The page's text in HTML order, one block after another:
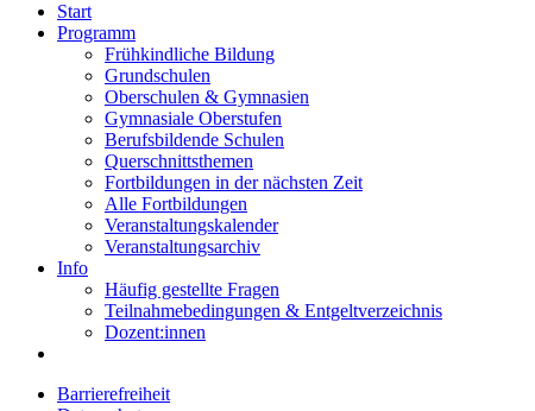
Start
Programm
Frühkindliche Bildung
Grundschulen
Oberschulen & Gymnasien
Gymnasiale Oberstufen
Berufsbildende Schulen
Querschnittsthemen
Fortbildungen in der nächsten Zeit
Alle Fortbildungen
Veranstaltungskalender
Veranstaltungsarchiv
Info
Häufig gestellte Fragen
Teilnahmebedingungen & Entgeltverzeichnis
Dozent:innen
Barrierefreiheit